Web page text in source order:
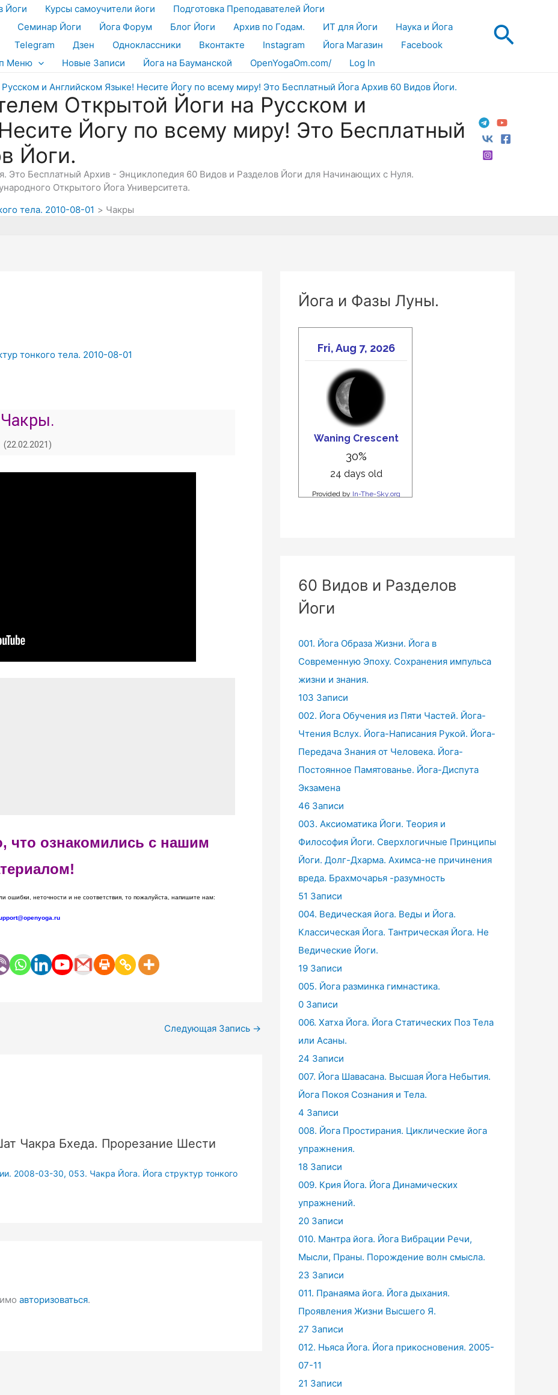
Йоги Курсы самоучители йоги
Подготовка Преподавателей Йоги
Семинар Йоги Йога Форум Блог Йоги Архив по Годам. ИТ для Йоги
Наука и Йога
Telegram Дзен Одноклассники Вконтакте Instagram Йога Магазин
Facebook
Меню Новые Записи Йога на Бауманской OpenYogaOm.com/ Log In
Открытой Йоги на Русском и
Йогу по всему миру! Это Бесплатный
Йоги.
Это Бесплатный Архив - Энциклопедия 60 Видов и Разделов Йоги для Начинающих с Нуля.
Открытого Йога Университета.
тела. 2010-08-01 Чакры
тонкого тела. 2010-08-01
Чакры.
(22.02.2021)
что ознакомились с нашим
ошибки, неточности и не соответствия, то пожалуйста, напишите нам:
Следующая Запись →
Чакра Бхеда. Прорезание Шести
2008-03-30, 053. Чакра Йога. Йога структур тонкого
авторизоваться.
Йога и Фазы Луны.
60 Видов и Разделов
Йоги
001. Йога Образа Жизни. Йога в
Современную Эпоху. Сохранения импульса
жизни и знания.
103 Записи
002. Йога Обучения из Пяти Частей. Йога-
Чтения Вслух. Йога-Написания Рукой. Йога-
Передача Знания от Человека. Йога-
Постоянное Памятованье. Йога-Диспута
Экзамена
46 Записи
003. Аксиоматика Йоги. Теория и
Философия Йоги. Сверхлогичные Принципы
Йоги. Долг-Дхарма. Ахимса-не причинения
вреда. Брахмочарья -разумность
51 Записи
004. Ведическая йога. Веды и Йога.
Классическая Йога. Тантрическая Йога. Не
Ведические Йоги.
19 Записи
005. Йога разминка гимнастика.
0 Записи
006. Хатха Йога. Йога Статических Поз Тела
или Асаны.
24 Записи
007. Йога Шавасана. Высшая Йога Небытия.
Йога Покоя Сознания и Тела.
4 Записи
008. Йога Простирания. Циклические йога
упражнения.
18 Записи
009. Крия Йога. Йога Динамических
упражнений.
20 Записи
010. Мантра йога. Йога Вибрации Речи,
Мысли, Праны. Порождение волн смысла.
23 Записи
011. Пранаяма йога. Йога дыхания.
Проявления Жизни Высшего Я.
27 Записи
012. Ньяса Йога. Йога прикосновения. 2005-
07-11
21 Записи